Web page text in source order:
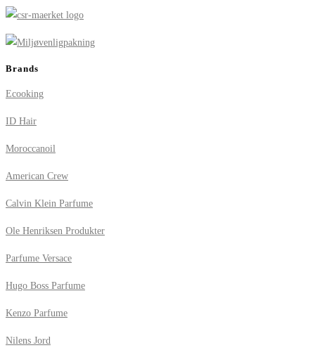
Brands
Ecooking
ID Hair
Moroccanoil
American Crew
Calvin Klein Parfume
Ole Henriksen Produkter
Parfume Versace
Hugo Boss Parfume
Kenzo Parfume
Nilens Jord